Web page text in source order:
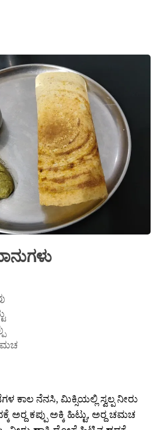
ಕಾಲ ನೆನಸಿ, ಮಿಕ್ಸಿಯಲ್ಲಿ ಸ್ವಲ್ಪ ನೀರು
ಅರ‍್ದ ಕಪ್ಪು ಅಕ್ಕಿ ಹಿಟ್ಟು, ಅರ‍್ದ ಚಮಚ